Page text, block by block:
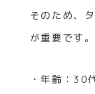
そのため、
が重要です。
・年齢：30